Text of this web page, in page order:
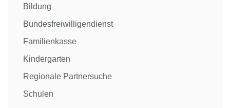
Bildung
Bundesfreiwilligendienst
Familienkasse
Kindergarten
Regionale Partnersuche
Schulen